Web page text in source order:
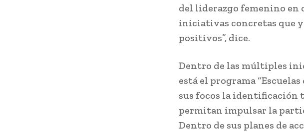
del liderazgo femenino
iniciativas concretas que
positivos”, dice.
Dentro de las múltiples
está el programa
sus focos la identificación
permitan impulsar la
Dentro de sus planes de